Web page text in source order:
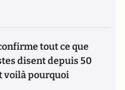
tout ce que
disent depuis 50
voilà pourquoi